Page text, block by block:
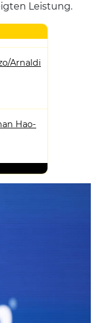
Leistung.
Arnaldi
Hao-